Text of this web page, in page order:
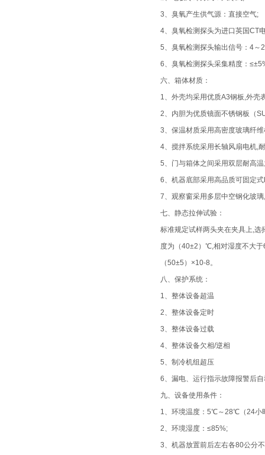
3、臭氧产生供气源：直接空气;
4、臭氧检测探头为进口英国CT
5、臭氧检测探头输出信号：4～
6、臭氧检测探头采集精度：
六、箱体材质：
1、外壳均采用优质A3钢板,外壳
2、内胆为优质镜面不锈钢板（
3、保温材质采用高密度玻璃纤维
4、搅拌系统采用长轴风扇电机,
5、门与箱体之间采用双层耐高
6、机器底部采用高品质可固定
7、观察窗采用多层中空钢化玻
七、静态拉伸试验：
标准规定试样两头夹在夹具上,
度为（40±2）℃,相对湿度不大
（50±5）×10-8。
八、保护系统：
1、整体设备超温
2、整体设备定时
3、整体设备过载
4、整体设备欠相/逆相
5、制冷机组超压
6、漏电、运行指示故障报警后
九、设备使用条件：
1、环境温度：5℃～28℃（24小
2、环境湿度：≤85%;
3、机器放置前后左右各80公分